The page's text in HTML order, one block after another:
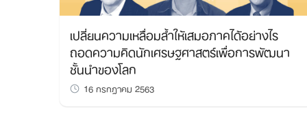
เปลี่ยนความเหลื่อมล้ำให้เสมอภาคได้อย่างไร
ถอดความคิดนักเศรษฐศาสตร์เพื่อการพัฒนา
ชั้นนำของโลก
16 กรกฎาคม 2563